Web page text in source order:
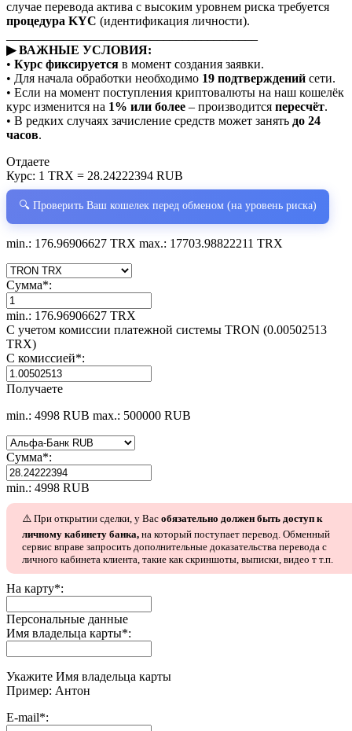
случае перевода актива с высоким уровнем риска требуется
процедура KYC (идентификация личности).
▶ ВАЖНЫЕ УСЛОВИЯ:
• Курс фиксируется в момент создания заявки.
• Для начала обработки необходимо 19 подтверждений сети.
• Если на момент поступления криптовалюты на наш кошелёк
курс изменится на 1% или более – производится пересчёт.
• В редких случаях зачисление средств может занять до 24
часов.
Отдаете
Курс: 1 TRX = 28.24222394 RUB
🔍 Проверить Ваш кошелек перед обменом (на уровень риска)
min.: 176.96906627 TRX max.: 17703.98822211 TRX
Сумма*:
min.: 176.96906627 TRX
С учетом комиссии платежной системы TRON (0.00502513
TRX)
С комиссией*:
Получаете
min.: 4998 RUB max.: 500000 RUB
Сумма*:
min.: 4998 RUB
⚠️ При открытии сделки, у Вас обязательно должен быть доступ к
личному кабинету банка, на который поступает перевод. Обменный
сервис вправе запросить дополнительные доказательства перевода с
личного кабинета клиента, такие как скриншоты, выписки, видео т т.п.
На карту*:
Персональные данные
Имя владельца карты*:
Укажите Имя владельца карты
Пример: Антон
E-mail*: